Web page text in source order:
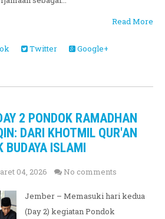
Read More
Twitter
Google+
2 PONDOK RAMADHAN
DARI KHOTMIL QUR'AN
ISLAMI
04, 2026 No comments
​Jember – Memasuki hari kedua
(Day 2) kegiatan Pondok